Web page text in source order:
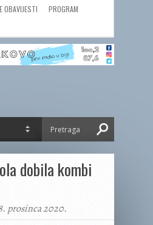
OBAVIJESTI
PROGRAM
dobila kombi
prosinca 2020.